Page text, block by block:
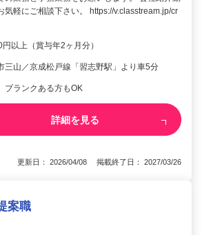
気軽にご相談下さい。 https://v.classtream.jp/cr
以上（賞与年2ヶ月分）
三山／京成松戸線「習志野駅」より車5分
ランクある方もOK
詳細を見る
更新日： 2026/04/08 掲載終了日： 2027/03/26
案職